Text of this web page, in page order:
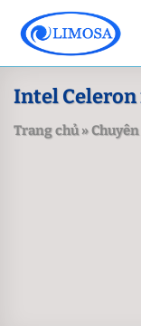
content
Intel Celeron
Trang chủ»